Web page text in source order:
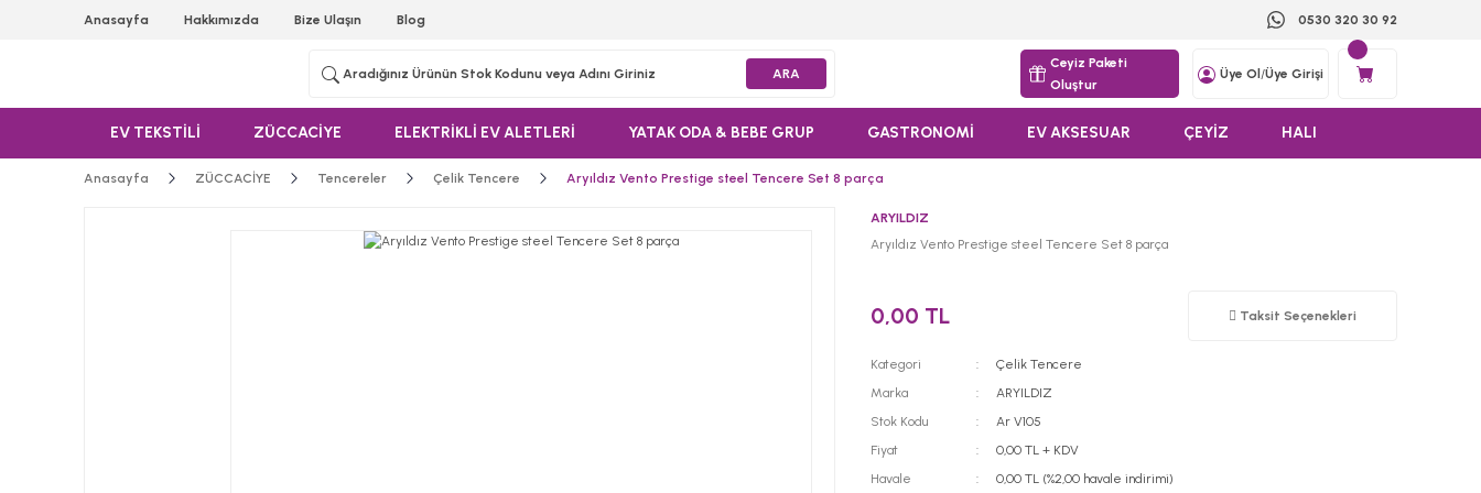
Anasayfa Hakkımızda Bize Ulaşın Blog 0530 320 30 92
ARA
Ceyiz Paketi
Oluştur
Üye Ol /Üye Girişi
EV TEKSTİLİ ZÜCCACİYE ELEKTRİKLİ EV ALETLERİ YATAK ODA & BEBE GRUP GASTRONOMİ EV AKSESUAR ÇEYİZ HALI
Anasayfa ZÜCCACİYE Tencereler Çelik Tencere Aryıldız Vento Prestige steel Tencere Set 8 parça
ARYILDIZ
Aryıldız Vento Prestige steel Tencere Set 8 parça
0,00 TL Taksit Seçenekleri
Kategori
Çelik Tencere
Marka
ARYILDIZ
Stok Kodu
Ar V105
Fiyat
0,00 TL + KDV
Havale
0,00 TL (%2,00 havale indirimi)